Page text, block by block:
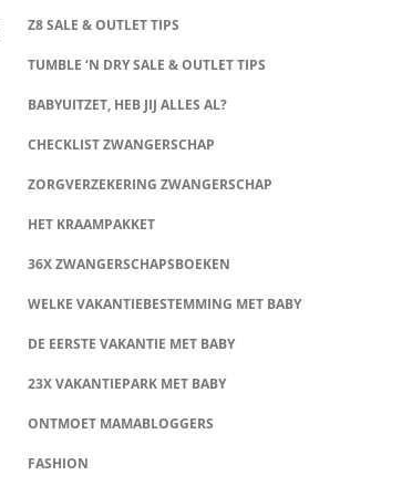
Z8 SALE & OUTLET TIPS
TUMBLE ‘N DRY SALE & OUTLET TIPS
BABYUITZET, HEB JIJ ALLES AL?
CHECKLIST ZWANGERSCHAP
ZORGVERZEKERING ZWANGERSCHAP
HET KRAAMPAKKET
36X ZWANGERSCHAPSBOEKEN
WELKE VAKANTIEBESTEMMING MET BABY
DE EERSTE VAKANTIE MET BABY
23X VAKANTIEPARK MET BABY
ONTMOET MAMABLOGGERS
FASHION